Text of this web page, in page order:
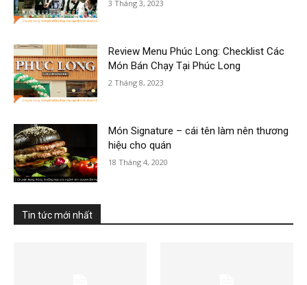
3 Tháng 3, 2023
Review Menu Phúc Long: Checklist Các
Món Bán Chạy Tại Phúc Long
2 Tháng 8, 2023
Món Signature – cái tên làm nên thương
hiệu cho quán
18 Tháng 4, 2020
Tin tức mới nhất